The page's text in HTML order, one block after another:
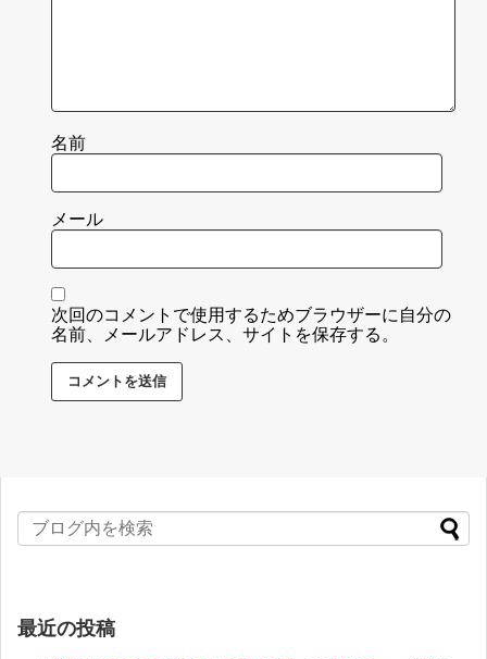
名前
メール
次回のコメントで使用するためブラウザーに自分の
名前、メールアドレス、サイトを保存する。
最近の投稿